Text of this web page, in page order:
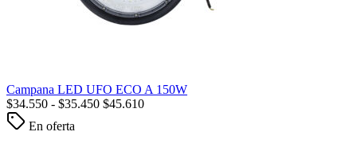
Campana LED UFO ECO A 150W
$34.550 - $35.450 $45.610
En oferta